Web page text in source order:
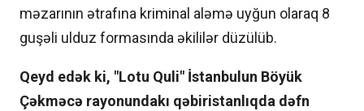
məzarının ətrafına kriminal aləmə uyğun olaraq 8
guşəli ulduz formasında əkililər düzülüb.
Qeyd edək ki, "Lotu Quli" İstanbulun Böyük
Çəkməcə rayonundakı qəbiristanlıqda dəfn